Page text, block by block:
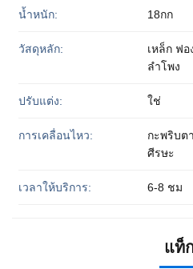
น้ำหนัก: 18กก
วัสดุหลัก:
เหล็ก ฟ
ลำโพง
ปรับแต่ง: ใช่
การเคลื่อนไหว:
กะพริบต
ศีรษะ
เวลาให้บริการ: 6-8 ชม
แท็